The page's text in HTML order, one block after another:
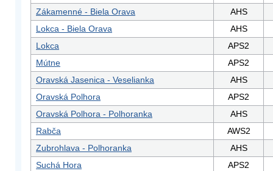
Zákamenné - Biela Orava
AHS
Lokca - Biela Orava
AHS
Lokca
APS2
Mútne
APS2
Oravská Jasenica - Veselianka
AHS
Oravská Polhora
APS2
Oravská Polhora - Polhoranka
AHS
Rabča
AWS2
Zubrohlava - Polhoranka
AHS
Suchá Hora
APS2